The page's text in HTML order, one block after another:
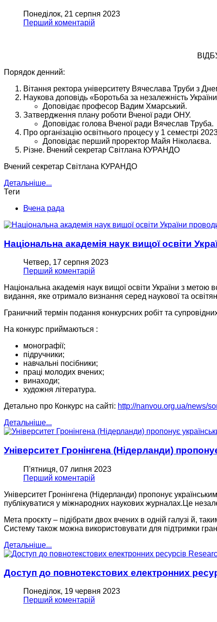
Понеділок, 21 серпня 2023
Перший коментарій
Порядок денний:
Вітання ректора університету Вячеслава Труби з
Наукова доповідь «Боротьба за незалежність
Доповідає професор Вадим Хмарський.
Затвердження плану роботи Вченої ради ОНУ.
Доповідає голова Вченої ради Вячеслав Труба.
Про організацію освітнього процесу у 1 семестрі
Доповідає перший проректор Майя Ніколаєва.
Різне. Вчений секретар Світлана КУРАНДО
Вчений секретар Світлана КУРАНДО
Детальніше...
Теги
Вчена рада
Національна академія наук вищої освіти
Четвер, 17 серпня 2023
Перший коментарій
Національна академія наук вищої освіти України з метою
видання, яке отримало визнання серед наукової та
Граничний термін подання конкурсних робіт та
На конкурс приймаються :
монографії;
підручники;
навчальні посібники;
праці молодих вчених;
винаходи;
художня література.
Детально про Конкурс на сайті: http://nanvou.org.ua/news/
Детальніше...
Університет Гронінгена (Нідерланди)
П'ятниця, 07 липня 2023
Перший коментарій
Університет Гронінгена (Нідерланди) пропонує
публікуватися у міжнародних наукових журналах.Це
Мета проєкту – підібрати двох вчених в одній галузі й,
Систему також можна використовувати для підтримки
Детальніше...
Доступ до повнотекстових електронних
Понеділок, 19 червня 2023
Перший коментарій